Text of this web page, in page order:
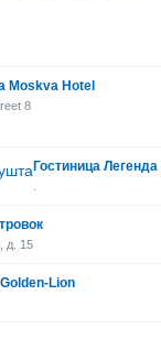
Moskvа Hotel
8
Гостиница
д. 15
Lion